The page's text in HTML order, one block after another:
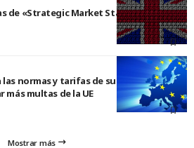
de «Strategic Market Status» del
las normas y tarifas de su App Store
multas de la UE
Mostrar más